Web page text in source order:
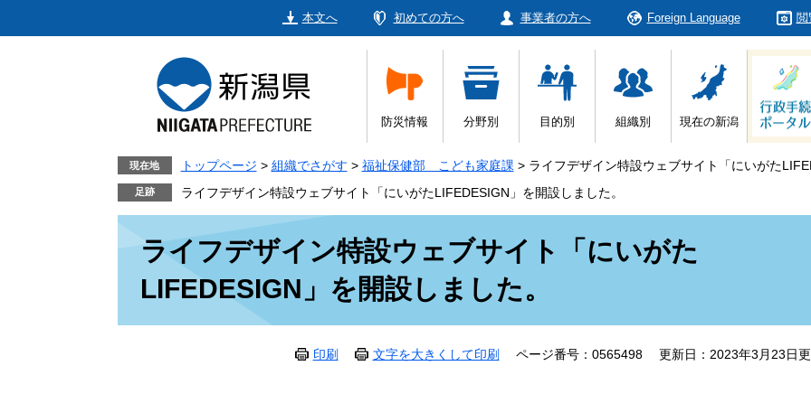
本文へ 初めての方へ 事業者の方へ Foreign Language 閲
防災情報 分野別 目的別 組織別 現在の新潟
現在地 トップページ > 組織でさがす > 福祉保健部 こども家庭課 > ライフデザイン特設ウェブサイト「にいがた
ライフデザイン特設ウェブサイト「にいがたLIFEDESIGN」を開設しました。
ライフデザイン特設ウェブサイト「にいがた
LIFEDESIGN」を開設しました。
印刷 文字を大きくして印刷 ページ番号：0565498 更新日：2023年3月23日